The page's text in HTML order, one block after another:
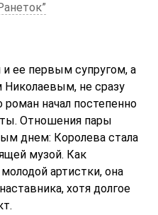
ее первым супругом, а
не сразу
роман начал постепенно
Отношения пары
днем: Королева стала
музой. Как
артистки, она
хотя долгое